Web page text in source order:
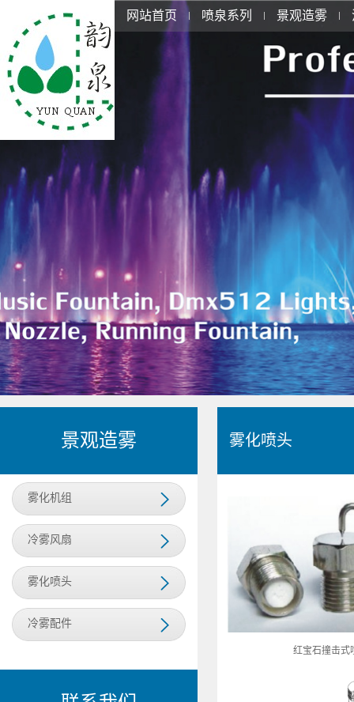
网站首页 喷泉系列 景观造雾
景观造雾
雾化机组
冷雾风扇
雾化喷头
冷雾配件
雾化喷头
红宝石撞击式